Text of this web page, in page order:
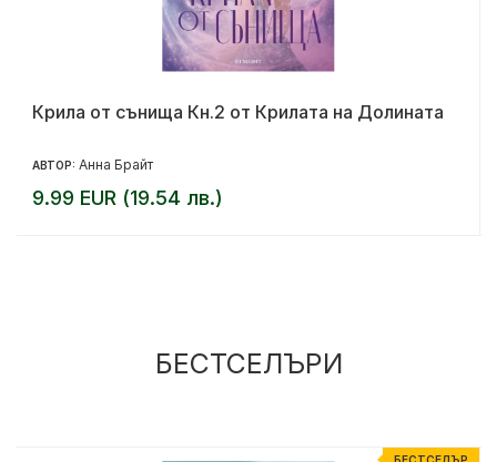
Крила от сънища Кн.2 от Крилата на Долината
АВТОР: Анна Брайт
9.99 EUR (19.54 лв.)
БЕСТСЕЛЪРИ